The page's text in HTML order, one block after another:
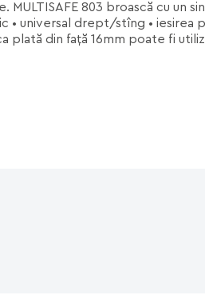
803 broască cu un
• universal drept/stîng • iesirea
plată din faţă 16mm poate fi